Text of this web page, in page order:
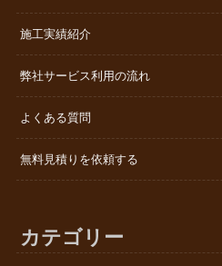
施工実績紹介
弊社サービス利用の流れ
よくある質問
無料見積りを依頼する
カテゴリー